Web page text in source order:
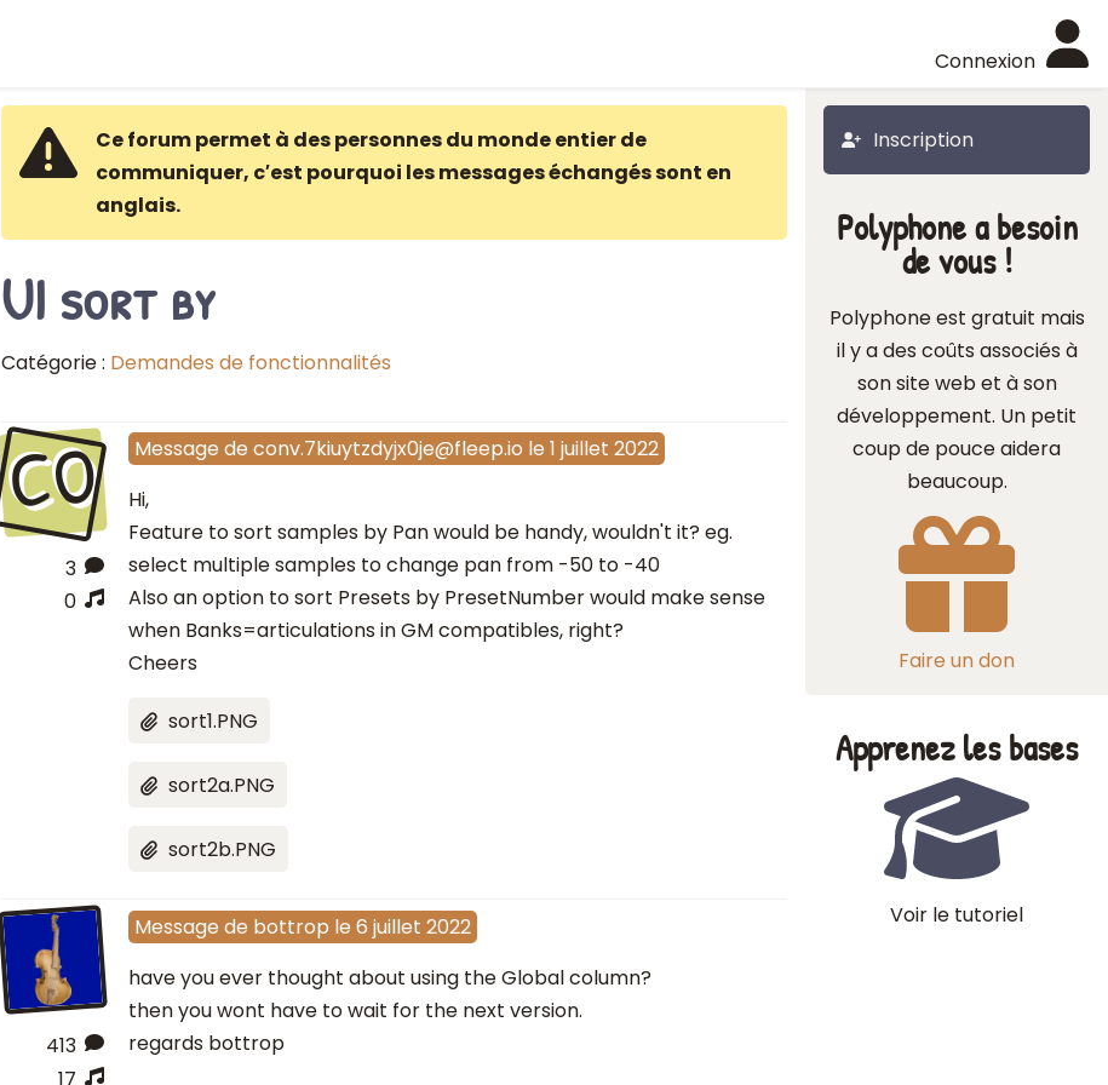
Connexion
Inscription
Ce forum permet à des personnes du monde entier de
communiquer, c′est pourquoi les messages échangés sont en
anglais.
UI sort by
Catégorie : Demandes de fonctionnalités
CO
3
0
Message de conv.7kiuytzdyjx0je@fleep.io le 1 juillet 2022
Hi,
Feature to sort samples by Pan would be handy, wouldn't it? eg.
select multiple samples to change pan from -50 to -40
Also an option to sort Presets by PresetNumber would make sense
when Banks=articulations in GM compatibles, right?
Cheers
sort1.PNG
sort2a.PNG
sort2b.PNG
413
17
Message de bottrop le 6 juillet 2022
have you ever thought about using the Global column?
then you wont have to wait for the next version.
regards bottrop
Polyphone a besoin
de vous !
Polyphone est gratuit mais
il y a des coûts associés à
son site web et à son
développement. Un petit
coup de pouce aidera
beaucoup.
Faire un don
Apprenez les bases
Voir le tutoriel